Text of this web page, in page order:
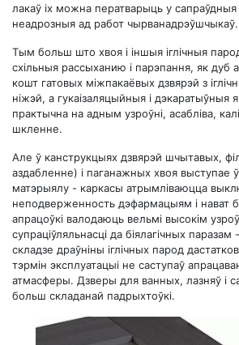
лакаў іх можна ператварыць у
неадрозныя ад работ чырванадрэўшчыкаў.
Тым больш што хвоя і іншыя іглічныя
схільныя рассыханию і парэпання, як дуб
кошт гатовых міжпакаёвых дзвярэй з
ніжэй, а гукаізаляцыйныя і дэкаратыўныя
практычна на адным узроўні, асабліва,
шкленне.
Але ў канструкцыях дзвярэй шчытавых,
аздабленне) і паганажных хвоя выступае
матэрыялу - каркасы атрымліваюцца
неподверженность дэфармацыям і нават
апрацоўкі валодаюць вельмі высокім
супраціўляльнасці да біялагічных паразам -
складзе драўніны іглічных парод
тэрмін эксплуатацыі не саступаў
атмасферы. Дзверы для ванных, лазняў і
больш складанай падрыхтоўкі.